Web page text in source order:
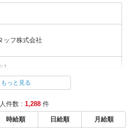
ッフ株式会社
（派14-301512）
崎市川崎区駅前本町11-1 パシフィック
崎6F
もっと見る
件数 : 1,288件
時給順 日給順 月給順